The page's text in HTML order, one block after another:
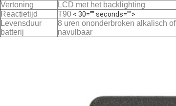
Vertoning
LCD met het backlighting
Reactietijd
T90 < 30="" seconds="">
Levensduur
batterij
8 uren ononderbroken alkalisch of
navulbaar